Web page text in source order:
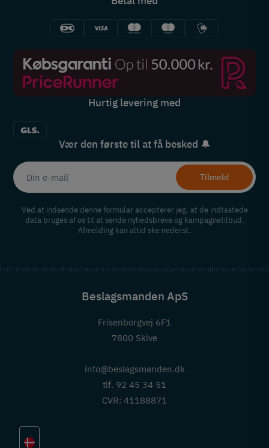
Hurtig levering med
Vær den første til at få besked 🔔
Tilmeld
Ved at indsende denne formular accepterer jeg, at de indtastede
data bruges af os til at sende nyhedsbreve og kampagnetilbud.
Afmelding kan altid ske nederst.
Beslagsmanden ApS
Frisenborgvej 6F1
7800 Skive
info@beslagsmanden.dk
tlf. 92 45 34 51
CVR: 41188871